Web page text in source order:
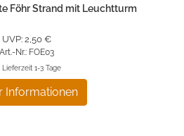
Föhr Strand mit Leuchtturm
UVP: 2,50 €
Art.-Nr.: FOE03
Informationen
Lieferzeit 1-3 Tage